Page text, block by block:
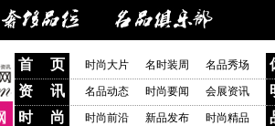
首 页 时尚大片 名时装周名品秀场
资 讯
名品动态 时尚要闻 会展资讯
时 尚
时尚前沿 新品发布 时尚精品